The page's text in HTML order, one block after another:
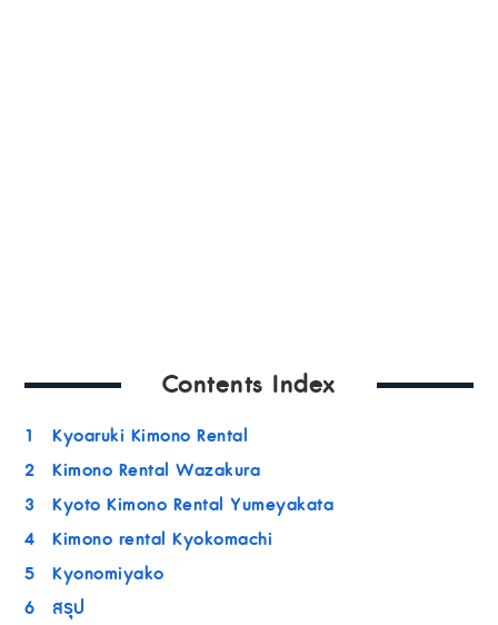
Contents Index
1
Kyoaruki Kimono Rental
2 Kimono Rental Wazakura
3
Kyoto Kimono Rental Yumeyakata
4 Kimono rental Kyokomachi
5 Kyonomiyako
6 สรุป